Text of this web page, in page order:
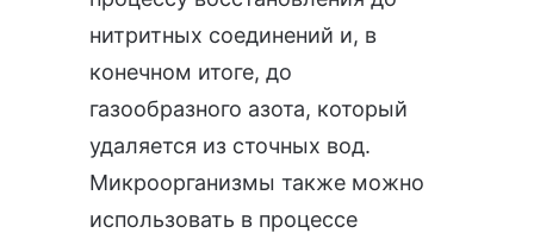
нитритных соединений и, в
конечном итоге, до
газообразного азота, который
удаляется из сточных вод.
Микроорганизмы также можно
использовать в процессе